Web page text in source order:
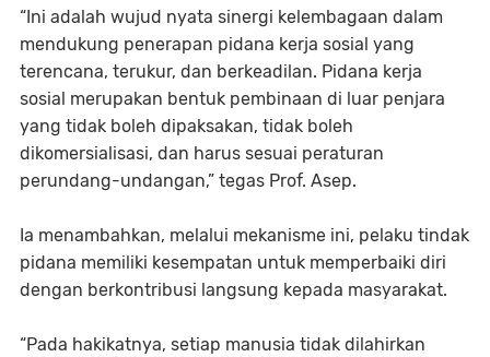
“Ini adalah wujud nyata sinergi kelembagaan dalam
mendukung penerapan pidana kerja sosial yang
terencana, terukur, dan berkeadilan. Pidana kerja
sosial merupakan bentuk pembinaan di luar penjara
yang tidak boleh dipaksakan, tidak boleh
dikomersialisasi, dan harus sesuai peraturan
perundang-undangan,” tegas Prof. Asep.
Ia menambahkan, melalui mekanisme ini, pelaku tindak
pidana memiliki kesempatan untuk memperbaiki diri
dengan berkontribusi langsung kepada masyarakat.
“Pada hakikatnya, setiap manusia tidak dilahirkan